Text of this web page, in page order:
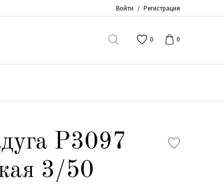
Войти / Регистрация
0 0
Р3097
3/50